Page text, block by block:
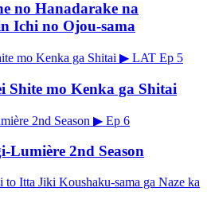
no Hanadarake na
Ichi no Ojou-sama
▶ LAT Ep 5
Shite mo Kenka ga Shitai
▶ Ep 6
Lumière 2nd Season